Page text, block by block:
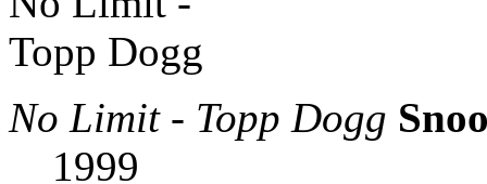
No Limit - Topp Dogg
1999